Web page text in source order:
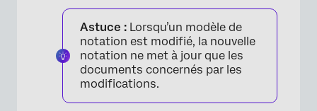
Astuce : Lorsqu’un modèle de
notation est modifié, la nouvelle
notation ne met à jour que les
documents concernés par les
modifications.